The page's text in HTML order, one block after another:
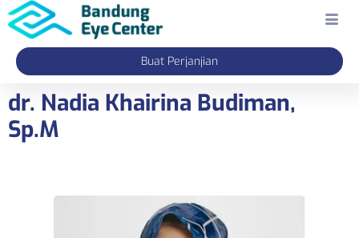
Buat Perjanjian
dr. Nadia Khairina Budiman,
Sp.M